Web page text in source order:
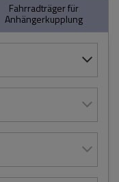
Fahrradträger für
Anhängerkupplung